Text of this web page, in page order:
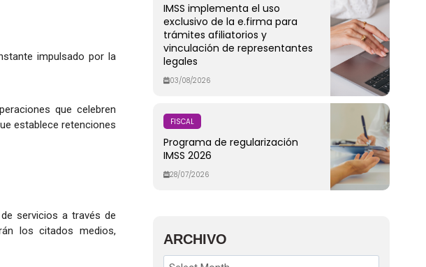
impulsado por la
que celebren
establece retenciones
servicios a través de
los citados medios,
IMSS implementa el uso
exclusivo de la e.firma para
trámites afiliatorios y
vinculación de representantes
legales
03/08/2026
FISCAL
Programa de regularización
IMSS 2026
28/07/2026
ARCHIVO